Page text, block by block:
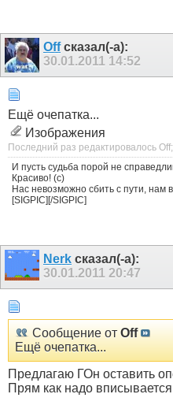
Offсказал(-а):
30.01.2011 14:52
Ещё очепатка...
Изображения
Последний раз редактировалось
И пусть судьба порой не
Красиво! (с)
Нас невозможно сбить с пути, нам
[SIGPIC][/SIGPIC]
Nerk сказал(-а):
30.01.2011 20:47
Сообщение от Off
Ещё очепатка...
Предлагаю ГОн оставить
Прям как надо вписывается